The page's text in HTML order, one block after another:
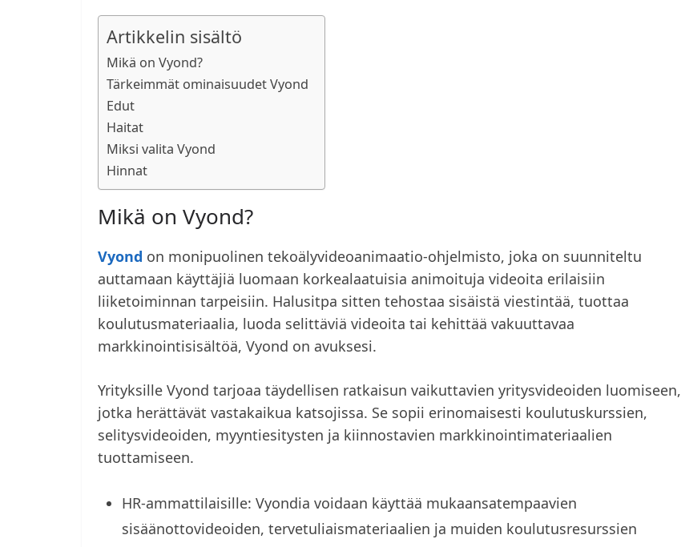
Artikkelin sisältö
Mikä on Vyond?
Tärkeimmät ominaisuudet Vyond
Edut
Haitat
Miksi valita Vyond
Hinnat
Mikä on Vyond?
Vyond on monipuolinen tekoälyvideoanimaatio-ohjelmisto, joka on suunniteltu
auttamaan käyttäjiä luomaan korkealaatuisia animoituja videoita erilaisiin
liiketoiminnan tarpeisiin. Halusitpa sitten tehostaa sisäistä viestintää, tuottaa
koulutusmateriaalia, luoda selittäviä videoita tai kehittää vakuuttavaa
markkinointisisältöä, Vyond on avuksesi.
Yrityksille Vyond tarjoaa täydellisen ratkaisun vaikuttavien yritysvideoiden luomiseen,
jotka herättävät vastakaikua katsojissa. Se sopii erinomaisesti koulutuskurssien,
selitysvideoiden, myyntiesitysten ja kiinnostavien markkinointimateriaalien
tuottamiseen.
HR-ammattilaisille: Vyondia voidaan käyttää mukaansatempaavien
sisäänottovideoiden, tervetuliaismateriaalien ja muiden koulutusresurssien